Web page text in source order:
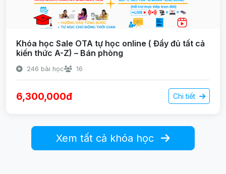
Khóa học Sale OTA tự học online ( Đầy đủ tất cả
kiến thức A-Z) – Bán phòng
246 bài học 16
6,300,000đ Chi tiết
Xem tất cả khóa học